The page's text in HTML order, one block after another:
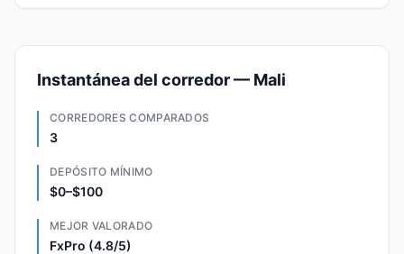
Instantánea del corredor — Mali
CORREDORES COMPARADOS
3
DEPÓSITO MÍNIMO
$0–$100
MEJOR VALORADO
FxPro (4.8/5)